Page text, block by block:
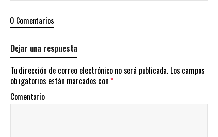
0 Comentarios
Dejar una respuesta
Tu dirección de correo electrónico no será publicada. Los campos
obligatorios están marcados con *
Comentario